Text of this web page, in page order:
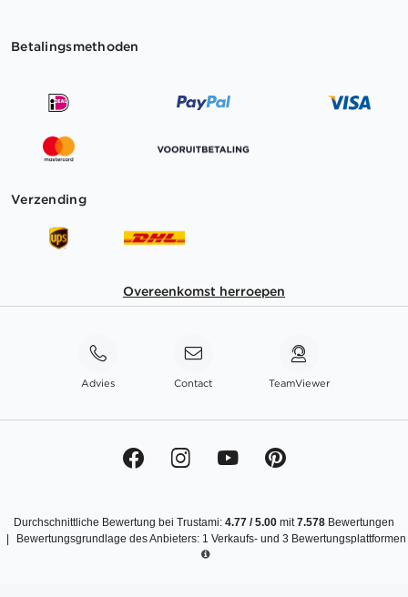
Betalingsmethoden
Verzending
Overeenkomst herroepen
Advies Contact TeamViewer
Durchschnittliche Bewertung bei Trustami: 4.77 /5.00 mit7.578 Bewertungen
Bewertungsgrundlage des Anbieters: 1 Verkaufs- und 3 Bewertungsplattformen